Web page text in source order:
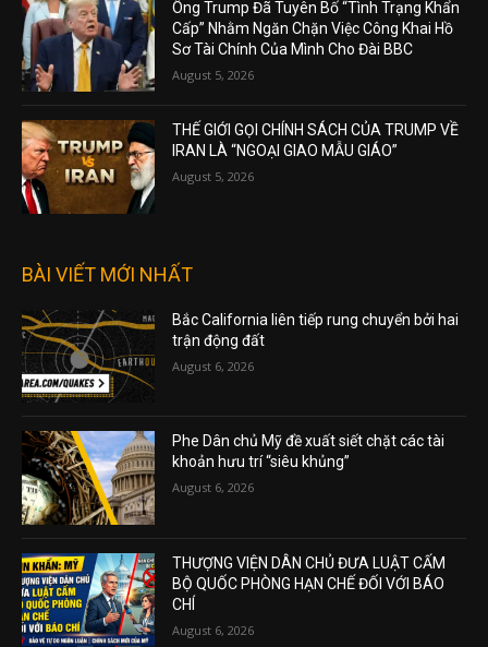
Ông Trump Đã Tuyên Bố “Tình Trạng Khẩn
Cấp” Nhằm Ngăn Chặn Việc Công Khai Hồ
Sơ Tài Chính Của Mình Cho Đài BBC
August 5, 2026
THẾ GIỚI GỌI CHÍNH SÁCH CỦA TRUMP VỀ
IRAN LÀ “NGOẠI GIAO MẪU GIÁO”
August 5, 2026
BÀI VIẾT MỚI NHẤT
Bắc California liên tiếp rung chuyển bởi hai
trận động đất
August 6, 2026
Phe Dân chủ Mỹ đề xuất siết chặt các tài
khoản hưu trí “siêu khủng”
August 6, 2026
THƯỢNG VIỆN DÂN CHỦ ĐƯA LUẬT CẤM
BỘ QUỐC PHÒNG HẠN CHẾ ĐỐI VỚI BÁO
CHÍ
August 6, 2026